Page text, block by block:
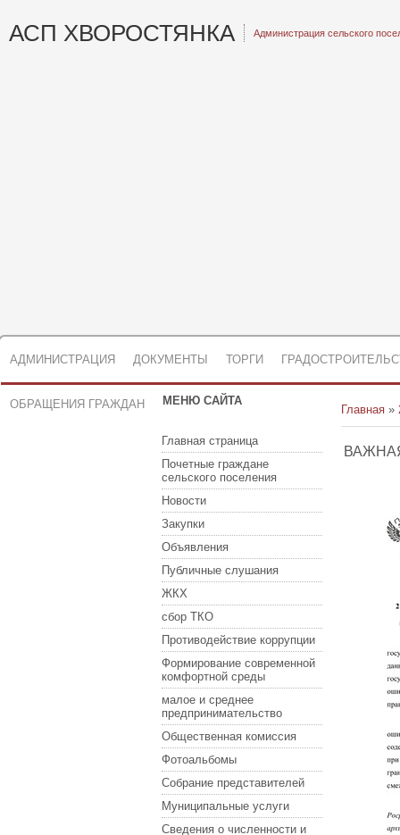
АСП ХВОРОСТЯНКА Администрация сельского
АДМИНИСТРАЦИЯ ДОКУМЕНТЫ ТОРГИ
ОБРАЩЕНИЯ ГРАЖДАН МЕНЮ САЙТА
Главная страница
Почетные граждане
сельского поселения
Новости
Закупки
Объявления
Публичные слушания
ЖКХ
сбор ТКО
Противодействие коррупции
Формирование современной
комфортной среды
малое и среднее
предпринимательство
Общественная комиссия
Фотоальбомы
Собрание представителей
Муниципальные услуги
Сведения о численности и
Главная »